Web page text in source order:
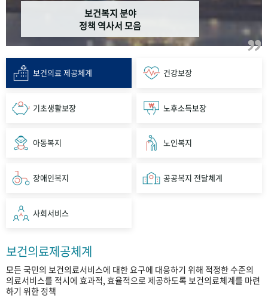
보건복지 분야
정책 역사서 모음
보건의료 제공체계 건강보장
기초생활보장 노후소득보장
아동복지 노인복지
장애인복지 공공복지 전달체계
사회서비스
보건의료제공체계
모든 국민의 보건의료서비스에 대한 요구에 대응하기 위해 적정한 수준의
의료서비스를 적시에 효과적, 효율적으로 제공하도록 보건의료체계를 마련
하기 위한 정책